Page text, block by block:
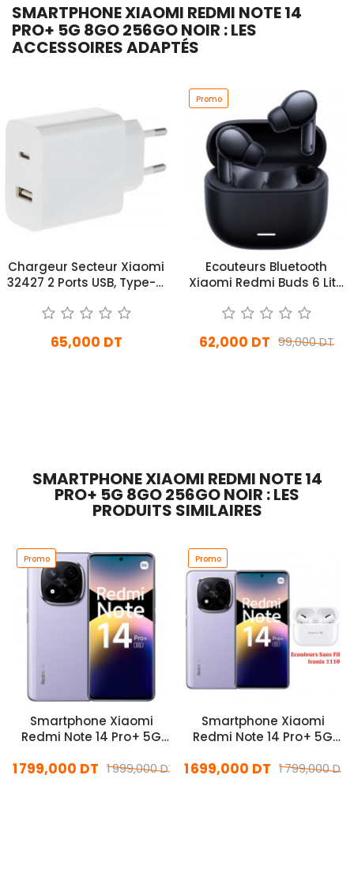
SMARTPHONE XIAOMI REDMI NOTE 14
PRO+ 5G 8GO 256GO NOIR : LES
ACCESSOIRES ADAPTÉS
Chargeur Secteur Xiaomi
32427 2 Ports USB, Type-C
65,000 DT
Promo
Ecouteurs Bluetooth
Xiaomi Redmi Buds 6 Lite
99,000 DT
62,000 DT
SMARTPHONE XIAOMI REDMI NOTE 14
PRO+ 5G 8GO 256GO NOIR : LES
PRODUITS SIMILAIRES
Promo
Smartphone Xiaomi
Redmi Note 14 Pro+ 5G
1 999,000 DT
1 799,000 DT
Promo
Smartphone Xiaomi
Redmi Note 14 Pro+ 5G
1 799,000 DT
1 699,000 DT